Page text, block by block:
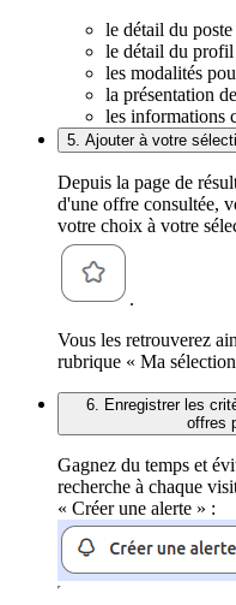
le détail du
le détail du profil
les modalités
la présentation
les informations
5. Ajouter à votre
Depuis la page de
d'une offre consultée,
votre choix à votre
.
Vous les retrouverez
rubrique « Ma
6. Enregistrer les
offres
Gagnez du temps et
recherche à chaque
« Créer une alerte » :